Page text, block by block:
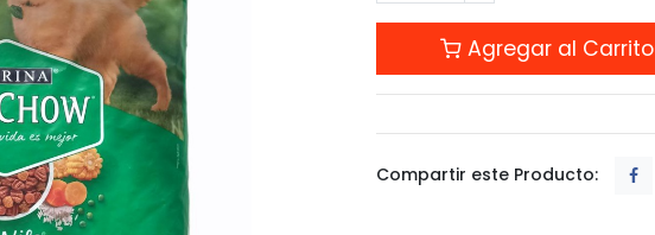
Agregar al Carrito
Compartir este Producto: